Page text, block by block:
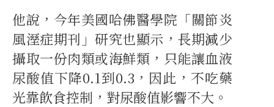
他說，今年美國哈佛醫學院「關節炎
風溼症期刊」研究也顯示，長期減少
攝取一份肉類或海鮮類，只能讓血液
尿酸值下降0.1到0.3，因此，不吃藥
光靠飲食控制，對尿酸值影響不大。